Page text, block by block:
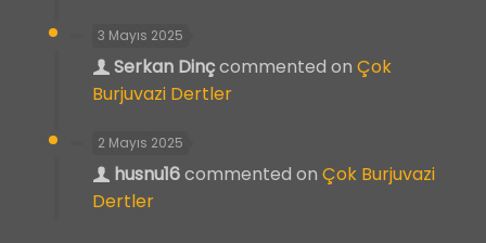
3 Mayıs 2025
Serkan Dinçcommented on Çok
Burjuvazi Dertler
2 Mayıs 2025
husnu16commented on Çok Burjuvazi
Dertler